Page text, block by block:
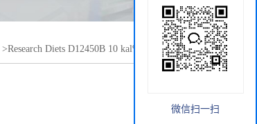
>Research Diets D12450B 10 kal% 低脂饲料促销
微信扫一扫